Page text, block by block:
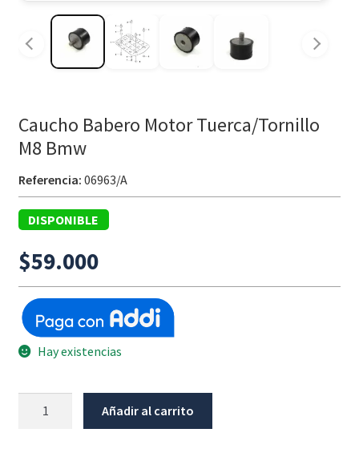
Caucho Babero Motor Tuerca/Tornillo
M8 Bmw
Referencia: 06963/A
DISPONIBLE
$59.000
Hay existencias
Añadir al carrito